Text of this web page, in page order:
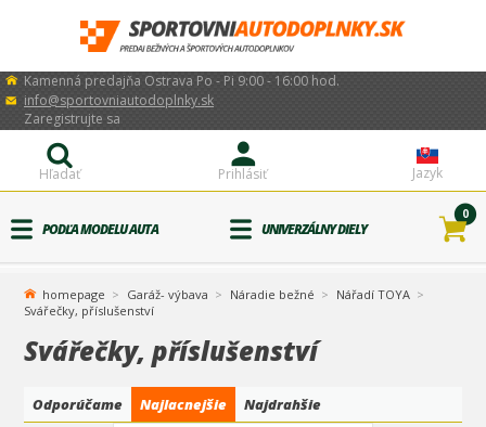
Kamenná predajňa Ostrava Po - Pi 9:00 - 16:00 hod.
info@sportovniautodoplnky.sk
Jazyk
Prihlásiť
Zaregistrujte sa
Hľadať
PODĽA MODELU AUTA UNIVERZÁLNY DIELY
0
homepage Garáž- výbava Náradie bežné
Nářadí TOYA
Svářečky, příslušenství
Svářečky, příslušenství
Odporúčame Najlacnejšie Najdrahšie